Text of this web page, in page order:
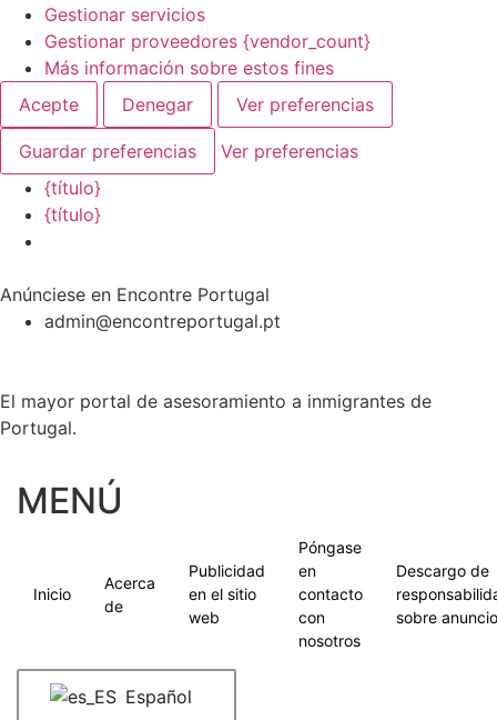
Gestionar servicios
Gestionar proveedores {vendor_count}
Más información sobre estos fines
Acepte
Denegar Ver preferencias
Guardar preferencias
Ver preferencias
{título}
{título}
Anúnciese en Encontre Portugal
admin@encontreportugal.pt
El mayor portal de asesoramiento a inmigrantes de
Portugal.
MENÚ
Inicio
Acerca
de
Publicidad
en el sitio
web
Póngase
en
contacto
con
nosotros
Descargo de
sobre
Español